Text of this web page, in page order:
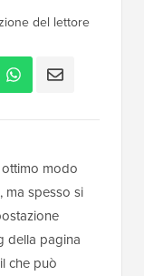
del lettore
modo
ma spesso si
della pagina
che può